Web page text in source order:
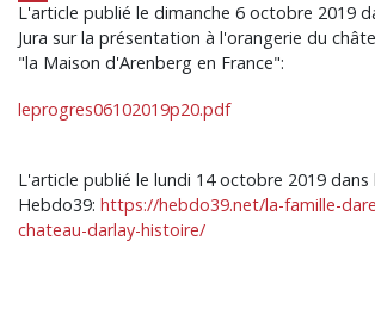
L'article publié le dimanche 6 octobre 2019
Jura sur la présentation à l'orangerie du
"la Maison d'Arenberg en France":
leprogres06102019p20.pdf
L'article publié le lundi 14 octobre 2019 dans
Hebdo39: https://hebdo39.net/la-famille-
chateau-darlay-histoire/